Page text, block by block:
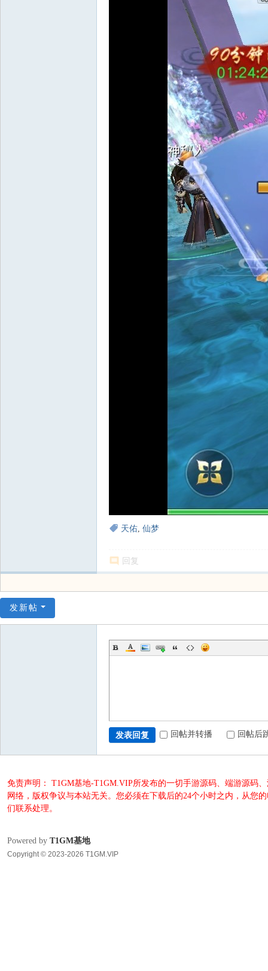
天佑, 仙梦
回复
发新帖
发表回复 回帖并转播 回帖后
免责声明： T1GM基地-T1GM.VIP所发布的一切手游源码、端游源码
网络，版权争议与本站无关。您必须在下载后的24个小时之内，从您
们联系处理。
Powered by T1GM基地
Copyright © 2023-2026 T1GM.VIP